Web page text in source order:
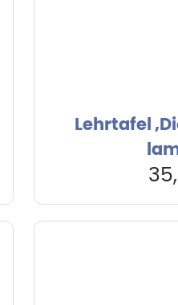
Lehrtafel